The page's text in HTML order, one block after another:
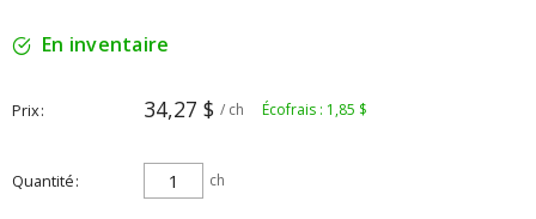
En inventaire
Prix 34,27 $ / ch Écofrais : 1,85 $
Quantité ch